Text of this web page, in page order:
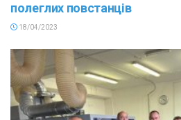
полеглих повстанців
18/04/2023